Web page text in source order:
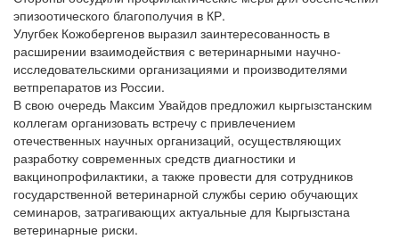
эпизоотического благополучия в КР.
Улугбек Кожобергенов выразил заинтересованность в
расширении взаимодействия с ветеринарными научно-
исследовательскими организациями и производителями
ветпрепаратов из России.
В свою очередь Максим Увайдов предложил кыргызстанским
коллегам организовать встречу с привлечением
отечественных научных организаций, осуществляющих
разработку современных средств диагностики и
вакцинопрофилактики, а также провести для сотрудников
государственной ветеринарной службы серию обучающих
семинаров, затрагивающих актуальные для Кыргызстана
ветеринарные риски.